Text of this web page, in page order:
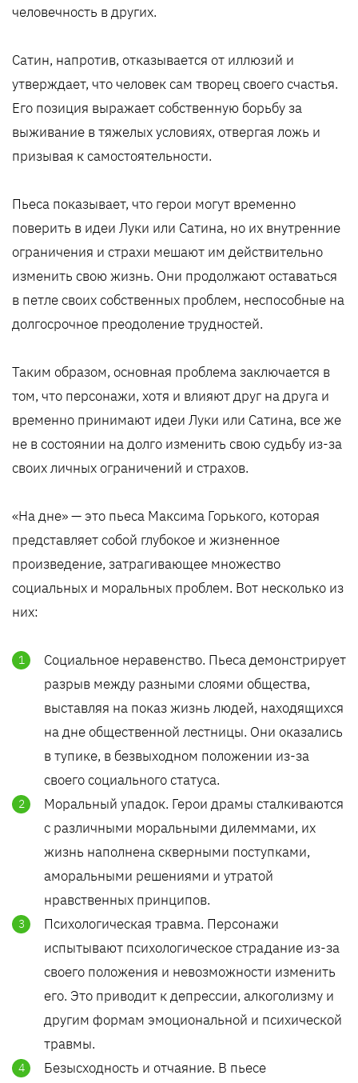
человечность в других.
Сатин, напротив, отказывается от иллюзий и
утверждает, что человек сам творец своего счастья.
Его позиция выражает собственную борьбу за
выживание в тяжелых условиях, отвергая ложь и
призывая к самостоятельности.
Пьеса показывает, что герои могут временно
поверить в идеи Луки или Сатина, но их внутренние
ограничения и страхи мешают им действительно
изменить свою жизнь. Они продолжают оставаться
в петле своих собственных проблем, неспособные на
долгосрочное преодоление трудностей.
Таким образом, основная проблема заключается в
том, что персонажи, хотя и влияют друг на друга и
временно принимают идеи Луки или Сатина, все же
не в состоянии на долго изменить свою судьбу из-за
своих личных ограничений и страхов.
«На дне» — это пьеса Максима Горького, которая
представляет собой глубокое и жизненное
произведение, затрагивающее множество
социальных и моральных проблем. Вот несколько из
них:
Социальное неравенство. Пьеса демонстрирует
разрыв между разными слоями общества,
выставляя на показ жизнь людей, находящихся
на дне общественной лестницы. Они оказались
в тупике, в безвыходном положении из-за
своего социального статуса.
Моральный упадок. Герои драмы сталкиваются
с различными моральными дилеммами, их
жизнь наполнена скверными поступками,
аморальными решениями и утратой
нравственных принципов.
Психологическая травма. Персонажи
испытывают психологическое страдание из-за
своего положения и невозможности изменить
его. Это приводит к депрессии, алкоголизму и
другим формам эмоциональной и психической
травмы.
Безысходность и отчаяние. В пьесе